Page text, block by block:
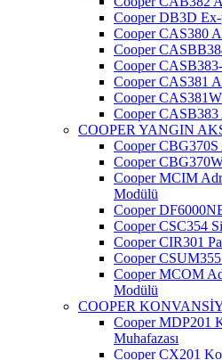
Cooper DB3D
Cooper CAS380
Cooper
Cooper
Cooper CAS381
Cooper
Cooper CASB383
COOPER YANGIN
Cooper CBG370S
Cooper
Cooper MCIM
Modülü
Cooper
Cooper CSC354
Cooper CIR301
Cooper
Cooper MCOM
Modülü
COOPER
Cooper MDP201
Muhafazası
Cooper CX201